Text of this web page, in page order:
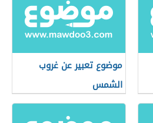
موضوع تعبير عن غروب
الشمس